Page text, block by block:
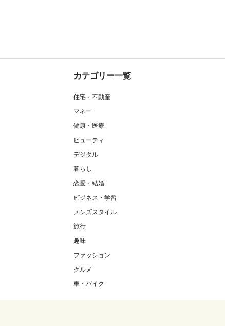
カテゴリー一覧
住宅・不動産
マネー
健康・医療
ビューティ
デジタル
暮らし
恋愛・結婚
ビジネス・学習
メンズスタイル
旅行
趣味
ファッション
グルメ
車・バイク